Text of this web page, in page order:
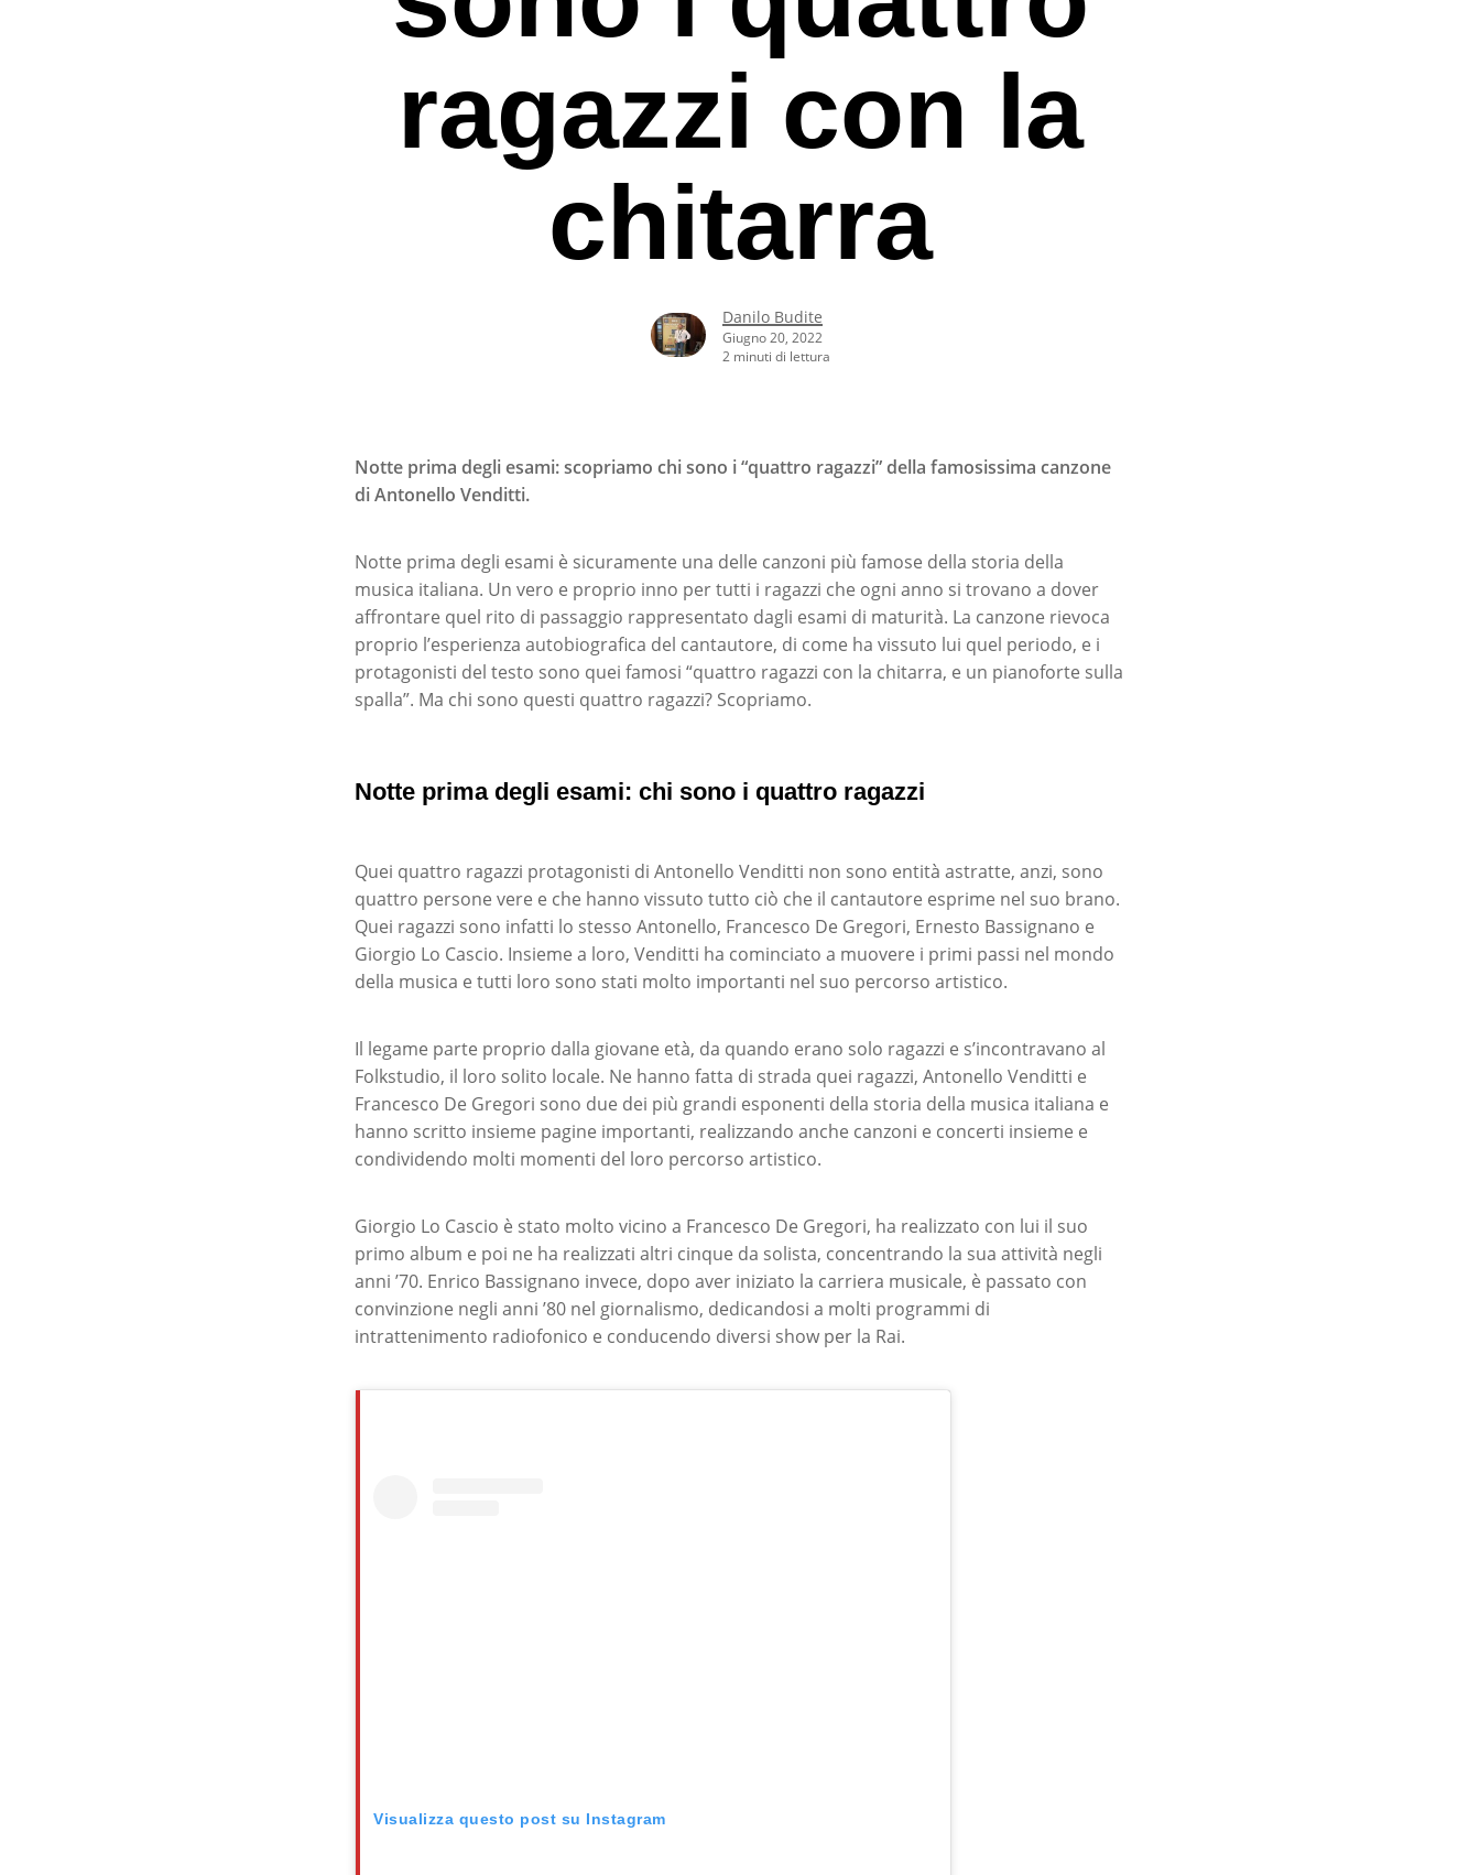
ragazzi con la
chitarra
Danilo Budite
Giugno 20, 2022
2 minuti di lettura
Notte prima degli esami: scopriamo chi sono i “quattro ragazzi” della famosissima canzone
di Antonello Venditti.
Notte prima degli esami è sicuramente una delle canzoni più famose della storia della
musica italiana. Un vero e proprio inno per tutti i ragazzi che ogni anno si trovano a dover
affrontare quel rito di passaggio rappresentato dagli esami di maturità. La canzone rievoca
proprio l’esperienza autobiografica del cantautore, di come ha vissuto lui quel periodo, e i
protagonisti del testo sono quei famosi “quattro ragazzi con la chitarra, e un pianoforte sulla
spalla”. Ma chi sono questi quattro ragazzi? Scopriamo.
Notte prima degli esami: chi sono i quattro ragazzi
Quei quattro ragazzi protagonisti di Antonello Venditti non sono entità astratte, anzi, sono
quattro persone vere e che hanno vissuto tutto ciò che il cantautore esprime nel suo brano.
Quei ragazzi sono infatti lo stesso Antonello, Francesco De Gregori, Ernesto Bassignano e
Giorgio Lo Cascio. Insieme a loro, Venditti ha cominciato a muovere i primi passi nel mondo
della musica e tutti loro sono stati molto importanti nel suo percorso artistico.
Il legame parte proprio dalla giovane età, da quando erano solo ragazzi e s’incontravano al
Folkstudio, il loro solito locale. Ne hanno fatta di strada quei ragazzi, Antonello Venditti e
Francesco De Gregori sono due dei più grandi esponenti della storia della musica italiana e
hanno scritto insieme pagine importanti, realizzando anche canzoni e concerti insieme e
condividendo molti momenti del loro percorso artistico.
Giorgio Lo Cascio è stato molto vicino a Francesco De Gregori, ha realizzato con lui il suo
primo album e poi ne ha realizzati altri cinque da solista, concentrando la sua attività negli
anni ’70. Enrico Bassignano invece, dopo aver iniziato la carriera musicale, è passato con
convinzione negli anni ’80 nel giornalismo, dedicandosi a molti programmi di
intrattenimento radiofonico e conducendo diversi show per la Rai.
Visualizza questo post su Instagram